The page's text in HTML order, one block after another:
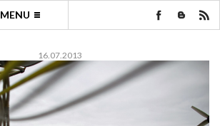
MENU
16.07.2013